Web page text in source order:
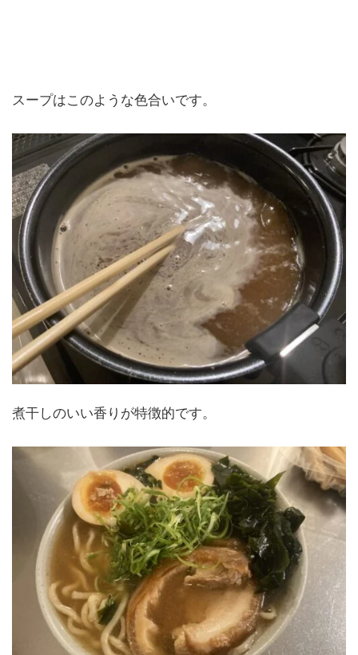
スープはこのような色合いです。
煮干しのいい香りが特徴的です。